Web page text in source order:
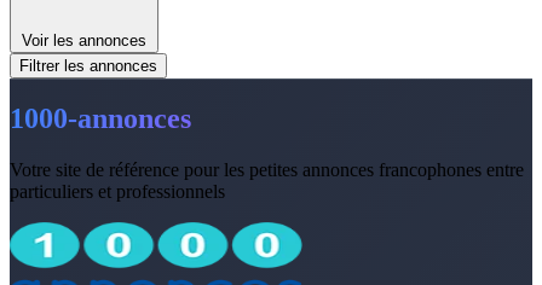
Voir les annonces
Filtrer les annonces
1000-annonces
Votre site de référence pour les petites annonces francophones entre
particuliers et professionnels